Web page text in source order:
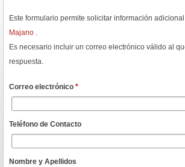
Este formulario permite solicitar información adicional
Majano .
Es necesario incluir un correo electrónico válido al
respuesta.
Correo electrónico *
Teléfono de Contacto
Nombre y Apellidos